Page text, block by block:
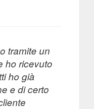
tramite un
ho ricevuto
ho già
e di certo